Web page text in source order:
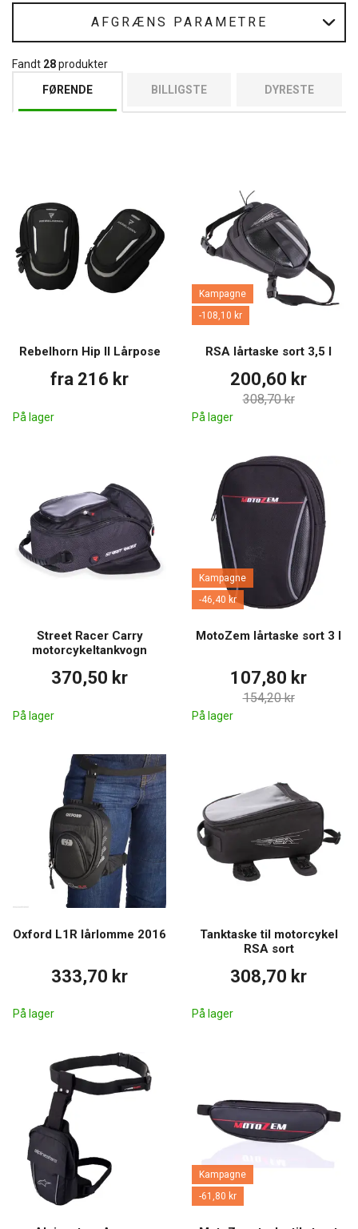
AFGRÆNS PARAMETRE
Fandt 28produkter
FØRENDE
BILLIGSTE DYRESTE
Rebelhorn Hip II Lårpose
fra 216 kr
På lager
Kampagne
-108,10 kr
RSA lårtaske sort 3,5 l
200,60 kr
308,70 kr
På lager
Street Racer Carry
motorcykeltankvogn
370,50 kr
På lager
Kampagne
-46,40 kr
MotoZem lårtaske sort 3 l
107,80 kr
154,20 kr
På lager
Oxford L1R lårlomme 2016
333,70 kr
På lager
Tanktaske til motorcykel
RSA sort
308,70 kr
På lager
Kampagne
-61,80 kr